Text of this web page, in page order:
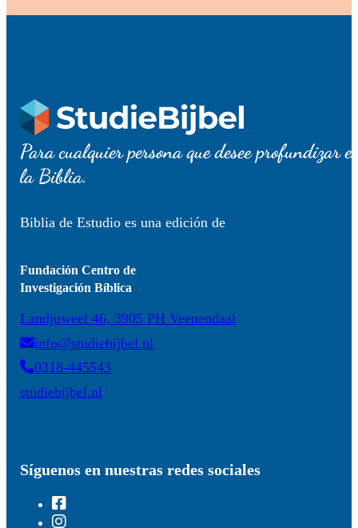
Para cualquier persona que desee profundizar
la Biblia.
Biblia de Estudio es una edición de
Fundación Centro de
Investigación Bíblica
Landjuweel 46, 3905 PH Veenendaal
info@studiebijbel.nl
0318-445543
studiebijbel.nl
Síguenos en nuestras redes sociales